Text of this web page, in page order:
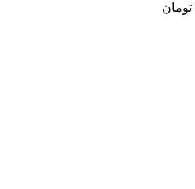
تومان